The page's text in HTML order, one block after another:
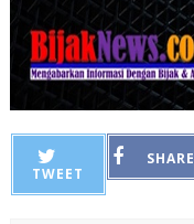
TWEET
SHARE